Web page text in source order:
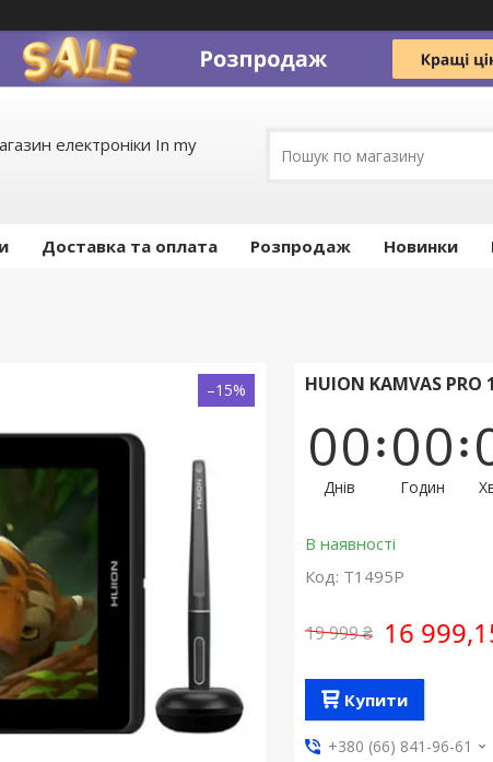
електроніки In my
Доставка та оплата Pозпродаж Новинки
–15% HUION KAMVAS
00
Днів
00
Годин
В наявності
Код: T1495P
19 999 ₴ 16
Купити
+380 (66) 841-96-61